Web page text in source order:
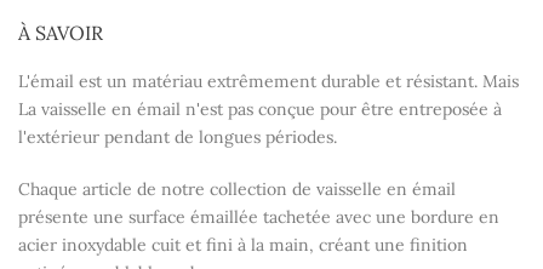
À SAVOIR
L'émail est un matériau extrêmement durable et résistant. Mais
La vaisselle en émail n'est pas conçue pour être entreposée à
l'extérieur pendant de longues périodes.
Chaque article de notre collection de vaisselle en émail
présente une surface émaillée tachetée avec une bordure en
acier inoxydable cuit et fini à la main, créant une finition